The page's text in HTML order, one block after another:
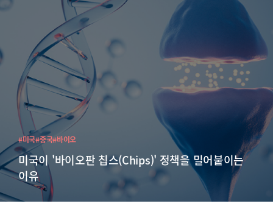
미국이 '바이오판 칩스(Chips)' 정책을 밀어붙이는
이유
#미국#중국#바이오